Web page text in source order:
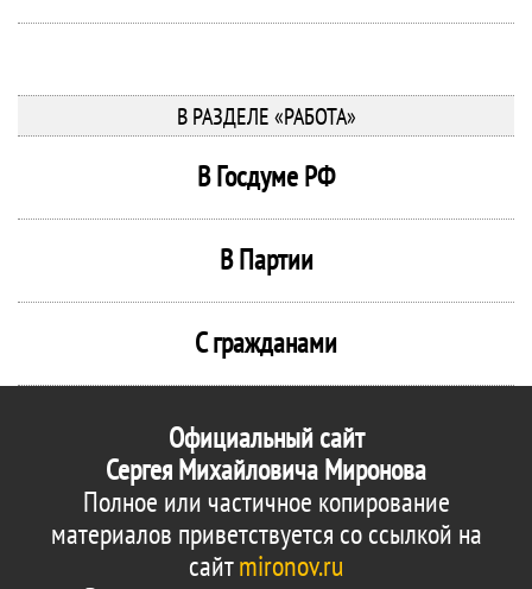
В РАЗДЕЛЕ «РАБОТА»
В Госдуме РФ
В Партии
С гражданами
Официальный сайт
Сергея Михайловича Миронова
Полное или частичное копирование
материалов приветствуется со ссылкой на
сайтmironov.ru